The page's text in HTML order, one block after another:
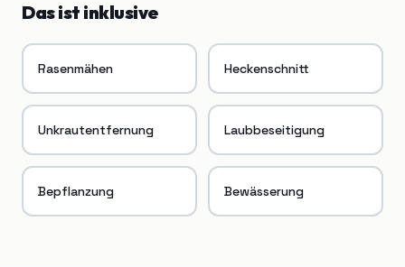
Das ist inklusive
Rasenmähen Heckenschnitt
Unkrautentfernung Laubbeseitigung
Bepflanzung Bewässerung